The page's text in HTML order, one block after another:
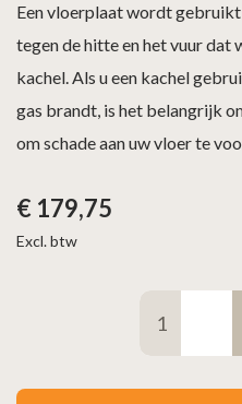
Excl. btw
€ 179,75
Een vloerplaat wordt
tegen de hitte en het vuur
kachel. Als u een kachel
gas brandt, is het belangrijk
om schade aan uw vloer te
glas